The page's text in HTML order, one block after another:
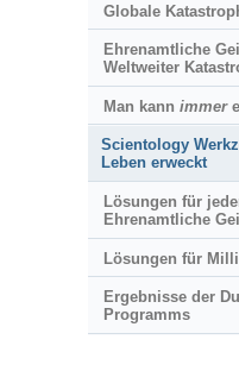
Globale
Ehrenamtliche
Weltweiter
Man kann immer
Scientology
Leben erweckt
Lösungen für
Ehrenamtliche
Lösungen für
Ergebnisse der
Programms